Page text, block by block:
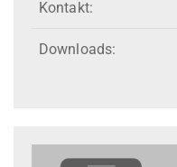
Kontakt:
Downloads: